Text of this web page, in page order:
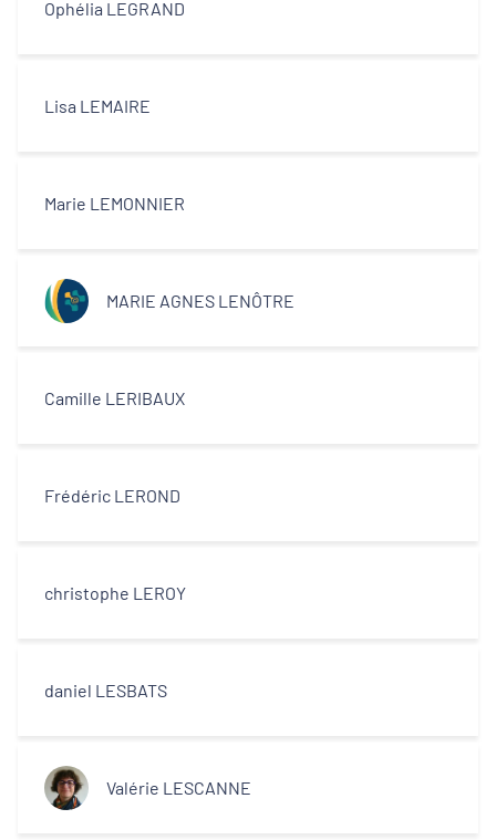
Ophélia LEGRAND
Lisa LEMAIRE
Marie LEMONNIER
MARIE AGNES LENÔTRE
Camille LERIBAUX
Frédéric LEROND
christophe LEROY
daniel LESBATS
Valérie LESCANNE